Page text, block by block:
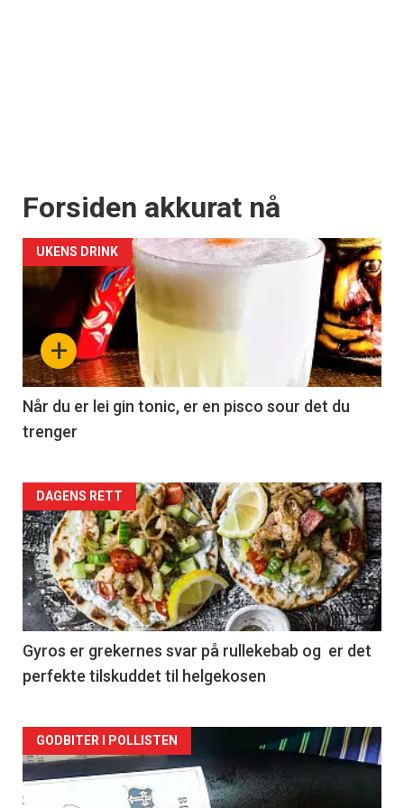
Forsiden akkurat nå
+
UKENS DRINK
Når du er lei gin tonic, er en pisco sour det du
trenger
Forsiden
akkurat
nå
-
2
DAGENS RETT
Gyros er grekernes svar på rullekebab og er det
perfekte tilskuddet til helgekosen
Forsiden
akkurat
GODBITER I POLLISTEN